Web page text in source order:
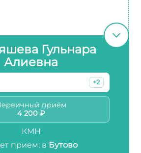
Гульнара
Алиевна
+2
приём
4 200 ₽
КМН
прием: в Бутово